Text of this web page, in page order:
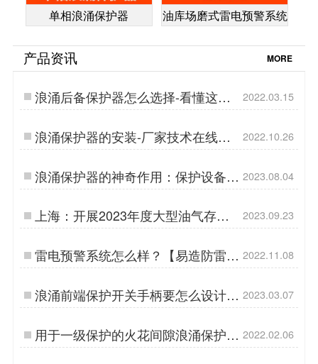
单相浪涌保护器 油库场磨式雷电预警系统
产品资讯 MORE
浪涌后备保护器怎么选择-看懂这些
再也不上当受骗【易造】…
2022.03.15
浪涌保护器的安装-厂家技术在线教
学【杭州易造】…
2022.10.26
浪涌保护器的神奇作用：保护设备免
受瞬态过电压侵害-易造防雷…
2023.08.04
上海：开展2023年度大型油气存储
基地等场所雷电预警系统专项执法检
查标准规范-易造防雷…
2023.09.23
雷电预警系统怎么样？【易造防雷】
…
2022.11.08
浪涌前端保护开关手柄要怎么设计才
合理-点击查看技术专业解答-易造防
雷…
2023.03.07
用于一级保护的火花间隙浪涌保护
器-点击查看详情【杭州易造】…
2022.02.06